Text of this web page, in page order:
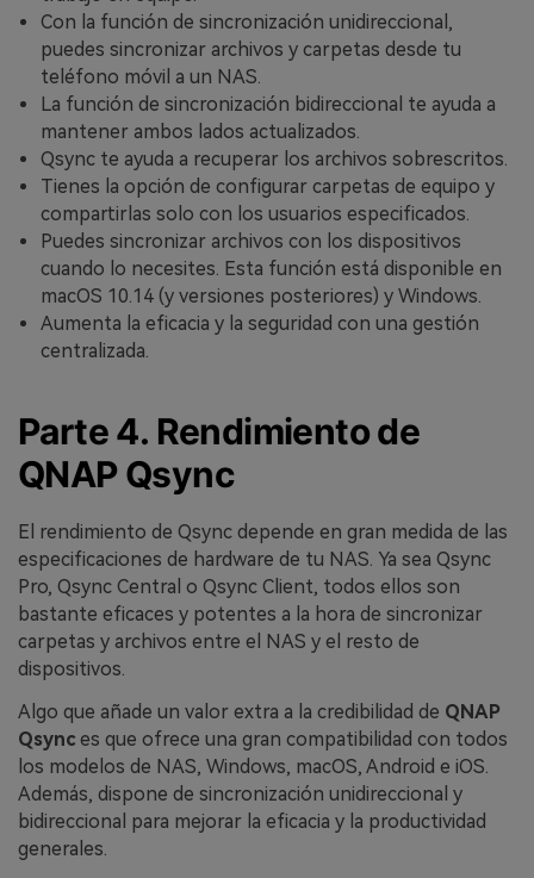
Con la función de sincronización unidireccional,
puedes sincronizar archivos y carpetas desde tu
teléfono móvil a un NAS.
La función de sincronización bidireccional te ayuda a
mantener ambos lados actualizados.
Qsync te ayuda a recuperar los archivos sobrescritos.
Tienes la opción de configurar carpetas de equipo y
compartirlas solo con los usuarios especificados.
Puedes sincronizar archivos con los dispositivos
cuando lo necesites. Esta función está disponible en
macOS 10.14 (y versiones posteriores) y Windows.
Aumenta la eficacia y la seguridad con una gestión
centralizada.
Parte 4. Rendimiento de
QNAP Qsync
El rendimiento de Qsync depende en gran medida de las
especificaciones de hardware de tu NAS. Ya sea Qsync
Pro, Qsync Central o Qsync Client, todos ellos son
bastante eficaces y potentes a la hora de sincronizar
carpetas y archivos entre el NAS y el resto de
dispositivos.
Algo que añade un valor extra a la credibilidad de QNAP
Qsync es que ofrece una gran compatibilidad con todos
los modelos de NAS, Windows, macOS, Android e iOS.
Además, dispone de sincronización unidireccional y
bidireccional para mejorar la eficacia y la productividad
generales.